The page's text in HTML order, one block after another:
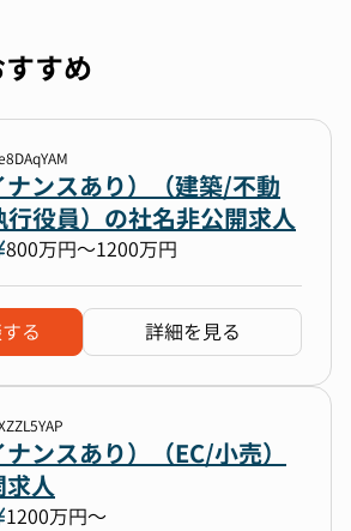
すめ
ナンスあり）（建築/不動
役員）の社名非公開求人
800万円〜1200万円
る 詳細を見る
ンスあり）（EC/小売）
求人
1200万円〜